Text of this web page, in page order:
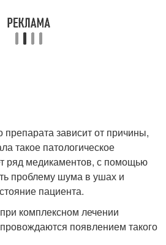
зависит от причины,
такое патологическое
ряд медикаментов, с помощью
проблему шума в ушах и
пациента.
комплексном лечении
появлением такого